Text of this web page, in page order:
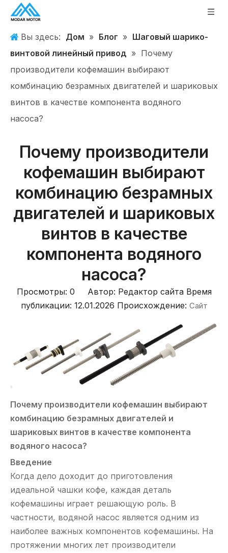
Вы здесь: Дом » Блог » Шаговый шарико-
винтовой линейный привод » Почему
производители кофемашин выбирают
комбинацию безрамных двигателей и шариковых
винтов в качестве компонента водяного
насоса?
Почему производители
кофемашин выбирают
комбинацию безрамных
двигателей и шариковых
винтов в качестве
компонента водяного
насоса?
Просмотры: 0 Автор: Редактор сайта Время
публикации: 12.01.2026 Происхождение: Сайт
Почему производители кофемашин выбирают
комбинацию безрамных двигателей и
шариковых винтов в качестве компонента
водяного насоса?
Введение
Когда дело доходит до приготовления
идеальной чашки кофе, каждая деталь
кофемашины играет решающую роль. В
частности, водяной насос является одним из
наиболее важных компонентов кофемашины. На
протяжении многих лет производители